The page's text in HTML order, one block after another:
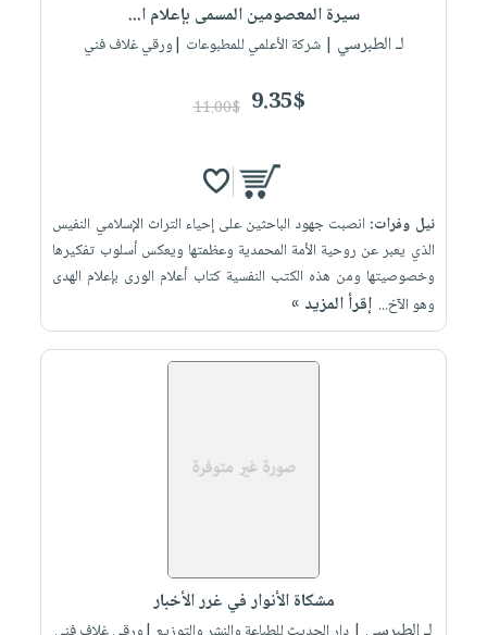
سيرة المعصومين المسمى بإعلام ا...
لـ الطبرسي | شركة الأعلمي للمطبوعات |ورقي غلاف فني
9.35$
11.00$
نيل وفرات: انصبت جهود الباحثين على إحياء التراث الإسلامي النفيس
الذي يعبر عن روحية الأمة المحمدية وعظمتها ويعكس أسلوب تفكيرها
وخصوصيتها ومن هذه الكتب النفسية كتاب أعلام الورى بإعلام الهدى
وهو الآخ... إقرأ المزيد »
مشكاة الأنوار في غرر الأخبار